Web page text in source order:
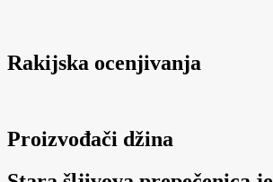
Rakijska ocenjivanja
Proizvođači džina